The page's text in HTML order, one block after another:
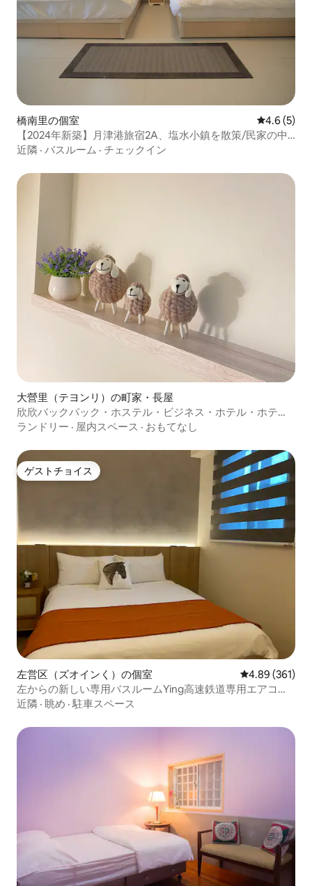
橋南里の個室 レビュー5
4.6 (5)
【2024年新築】月津港旅宿2A、塩水小鎮を散策/民家の中
のゲスト用スイート
近隣 · バスルーム · チェックイン
大營里（テヨンリ）の町家・長屋
欣欣バックパック・ホステル・ビジネス・ホテル・ホテ
ル・南科新市善化永康館1
ランドリー · 屋内スペース · おもてなし
ゲストチョイス
ゲストチョイス
左営区（ズオインく）の個室 レビュー361
4.89 (361)
左からの新しい専用バスルームYing高速鉄道専用エアコン
付きスイートベッドパスワードごとのパスワードセルフチ
近隣 · 眺め ·駐車スペース